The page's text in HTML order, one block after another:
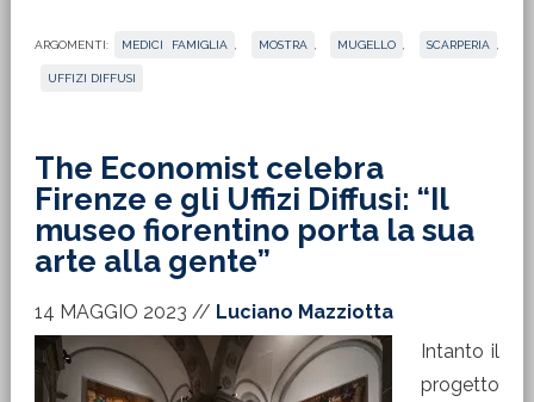
ARGOMENTI: MEDICI FAMIGLIA MOSTRA MUGELLO SCARPERIA
UFFIZI DIFFUSI
The Economist celebra
Firenze e gli Uffizi Diffusi: “Il
museo fiorentino porta la sua
arte alla gente”
14 MAGGIO 2023 // Luciano Mazziotta
Intanto il
progetto